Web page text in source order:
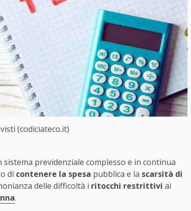
(codiciateco.it)
previdenziale complesso e in continua
di contenere la spesa pubblica e la scarsità di
delle difficoltà i ritocchi restrittivi ai
.